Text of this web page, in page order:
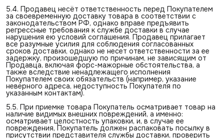
5.4. Продавец несёт ответственность перед Покупателем
за своевременную доставку товара в соответствии с
законодательством РФ, однако вправе предъявить
регрессные требования к службе доставки в случае
нарушения ею условий соглашения. Продавец прилагает
все разумные усилия для соблюдения согласованных
сроков доставки, однако не несет ответственности за ее
задержку, произошедшую по причинам, не зависящим от
Продавца, включая форс-мажорные обстоятельства, а
также вследствие ненадлежащего исполнения
Покупателем своих обязательств (например, указание
неверного адреса, недоступность Покупателя по
указанным контактам).
5.5. При приемке товара Покупатель осматривает товар на
наличие видимых внешних повреждений, а именно:
осматривает целостность упаковки, и, в случае ее
повреждения, Покупатель должен распаковать посылку в
присутствии представителя службы доставки, проверить